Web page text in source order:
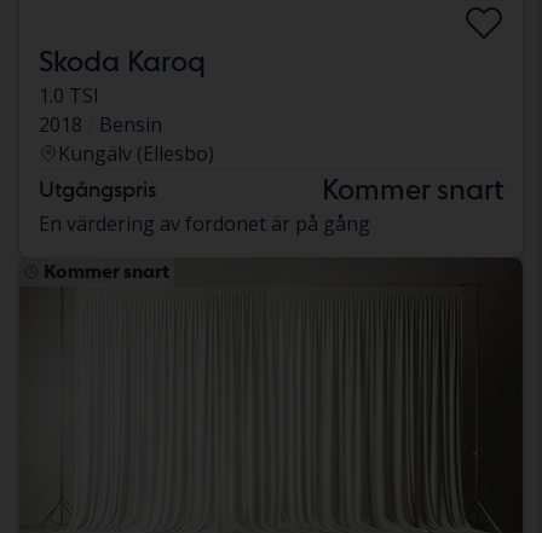
Skoda Karoq
1.0 TSI
2018
Bensin
Kungälv (Ellesbo)
Utgångspris Kommer snart
En värdering av fordonet är på gång
Kommer snart